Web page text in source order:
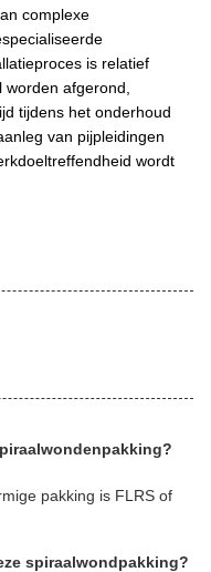
complexe
is relatief
afgerond,
tijdens het onderhoud
van pijpleidingen
wordt
pakking is FLRS of
spiraalwondpakking?